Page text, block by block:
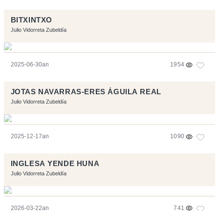
BITXINTXO
Julio Vidorreta Zubeldía
2025-06-30an 1954
JOTAS NAVARRAS-ERES ÁGUILA REAL
Julio Vidorreta Zubeldía
2025-12-17an 1090
INGLESA YENDE HUNA
Julio Vidorreta Zubeldía
2026-03-22an 741